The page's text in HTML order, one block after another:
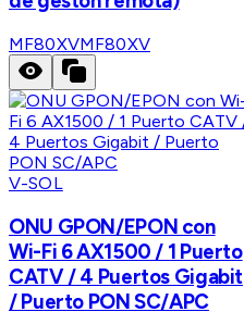
MF80XVMF80XV
V-SOL
ONU GPON/EPON con
Wi-Fi 6 AX1500 / 1 Puerto
CATV / 4 Puertos Gigabit
/ Puerto PON SC/APC